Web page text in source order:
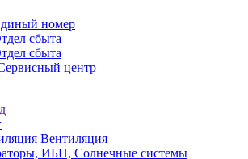
номер
сбыта
сбыта
центр
Вентиляция